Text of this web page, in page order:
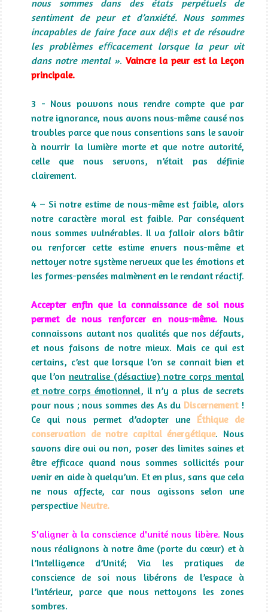
nous sommes dans des états perpétuels de
sentiment de peur et d’anxiété. Nous sommes
incapables de faire face aux déﬁs et de résoudre
les problèmes eﬃcacement lorsque la peur vit
dans notre mental ».Vaincre la peur est la Leçon
principale.
3 - Nous pouvons nous rendre compte que par
notre ignorance, nous avons nous-même causé nos
troubles parce que nous consentions sans le savoir
à nourrir la lumière morte et que notre autorité,
celle que nous servons, n’était pas définie
clairement.
4 – Si notre estime de nous-même est faible, alors
notre caractère moral est faible. Par conséquent
nous sommes vulnérables. Il va falloir alors bâtir
ou renforcer cette estime envers nous-même et
nettoyer notre système nerveux que les émotions et
les formes-pensées malmènent en le rendant réactif.
Accepter enfin que la connaissance de soi nous
permet de nous renforcer en nous-même.Nous
connaissons autant nos qualités que nos défauts,
et nous faisons de notre mieux. Mais ce qui est
certains, c’est que lorsque l’on se connait bien et
que l’on neutralise (désactive) notre corps mental
et notre corps émotionnel, il n’y a plus de secrets
pour nous ; nous sommes des As du Discernement !
Ce qui nous permet d’adopter une Éthique de
conservation de notre capital énergétique. Nous
savons dire oui ou non, poser des limites saines et
être efficace quand nous sommes sollicités pour
venir en aide à quelqu’un. Et en plus, sans que cela
ne nous affecte, car nous agissons selon une
perspective Neutre.
S'aligner à la conscience d'unité nous libère. Nous
nous réalignons à notre âme (porte du cœur) et à
l’Intelligence d’Unité; Via les pratiques de
conscience de soi nous libérons de l’espace à
l’intérieur, parce que nous nettoyons les zones
sombres.